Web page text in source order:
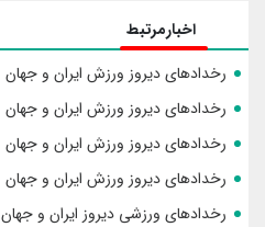
اخبارمرتبط
رخدادهای دیروز ورزش ایران و جهان
رخدادهای دیروز ورزش ایران و جهان
رخدادهای دیروز ورزش ایران و جهان
رخدادهای دیروز ورزش ایران و جهان
رخدادهای ورزشی دیروز ایران و جهان